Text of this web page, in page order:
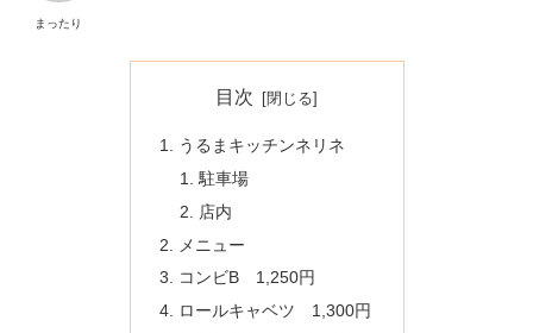
まったり
目次
うるまキッチンネリネ
駐車場
店内
メニュー
コンビB 1,250円
ロールキャベツ 1,300円